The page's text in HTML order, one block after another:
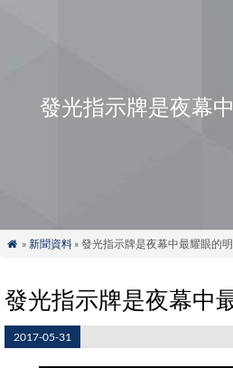
發光指示牌是夜幕
 » 新聞資料» 發光指示牌是夜幕中最耀眼的
發光指示牌是夜幕中
2017-05-31